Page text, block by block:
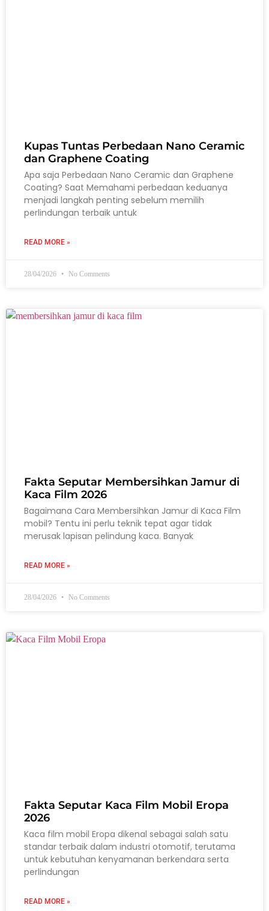
Kupas Tuntas Perbedaan Nano Ceramic
dan Graphene Coating
Apa saja Perbedaan Nano Ceramic dan Graphene
Coating? Saat Memahami perbedaan keduanya
menjadi langkah penting sebelum memilih
perlindungan terbaik untuk
READ MORE »
28/04/2026 No Comments
Fakta Seputar Membersihkan Jamur di
Kaca Film 2026
Bagaimana Cara Membersihkan Jamur di Kaca Film
mobil? Tentu ini perlu teknik tepat agar tidak
merusak lapisan pelindung kaca. Banyak
READ MORE »
28/04/2026 No Comments
Fakta Seputar Kaca Film Mobil Eropa
2026
Kaca film mobil Eropa dikenal sebagai salah satu
standar terbaik dalam industri otomotif, terutama
untuk kebutuhan kenyamanan berkendara serta
perlindungan
READ MORE »